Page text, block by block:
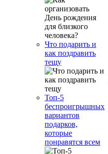
Что подарить и
как поздравить
тещу
Топ-5
беспроигрышных
вариантов
подарков,
которые
понравятся всем